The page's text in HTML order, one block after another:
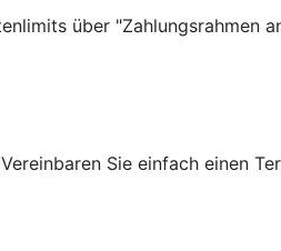
über "Zahlungsrahmen
Sie einfach einen